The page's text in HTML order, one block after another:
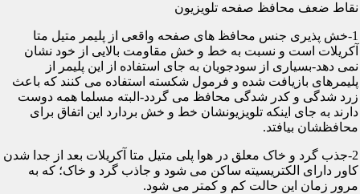
نقاط ضعف محافظ صفحه تلویزیون
1-خش پذیری جنس محافظ های صفحه واقعی از پلیمر متیل متا
آکریلات است و نسبت به خط و خش مقاومت بالایی از خود نشان
نمی دهد-بسیاری از سودجویان به جای استفاده از این پلیمر از
پلیمرهای بازیافت شده و فرمول شکسته استفاده می کنند که باعث
زرد شدگی و کدر شدگی محافظ می گردد-البته مسلما همه دوست
دارند به جای اینکه تلویزیونشان خط و خش بردارد این اتفاق برای
محافظشان بیافتد.
2-جذب گرد و خاک معلق در هوا پلی متیل متا آکریلات بعد از جدا شدن
کاور دارای الکتریسیته ساکن می شود و جاذب گرد و خاک؛ که به
مرور زمان این حالت کم و کمتر می شود.